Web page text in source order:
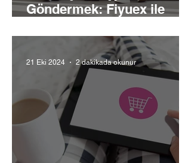
Göndermek: Fiyuex ile
21 Eki 2024 2 dakikada okunur